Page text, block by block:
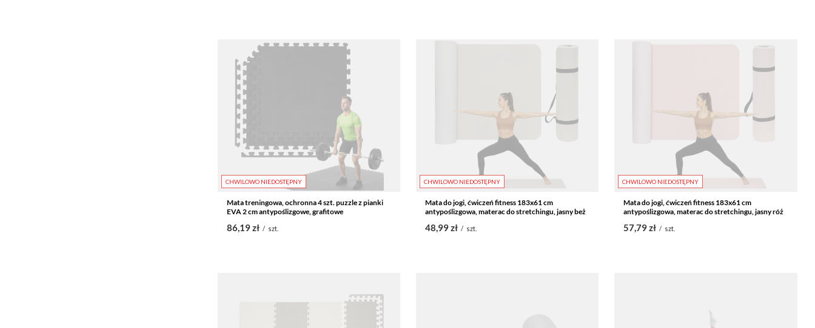
CHWILOWO NIEDOSTĘPNY
Mata treningowa, ochronna 4 szt. puzzle z pianki
EVA 2 cm antypoślizgowe, grafitowe
86,19 zł / szt.
CHWILOWO NIEDOSTĘPNY
Mata do jogi, ćwiczeń fitness 183x61 cm
antypoślizgowa, materac do stretchingu, jasny beż
48,99 zł / szt.
CHWILOWO NIEDOSTĘPNY
Mata do jogi, ćwiczeń fitness 183x61 cm
antypoślizgowa, materac do stretchingu, jasny róż
57,79 zł / szt.